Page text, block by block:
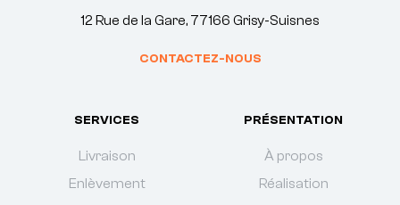
12 Rue de la Gare, 77166 Grisy-Suisnes
CONTACTEZ-NOUS
SERVICES
Livraison
Enlèvement
PRÉSENTATION
À propos
Réalisation